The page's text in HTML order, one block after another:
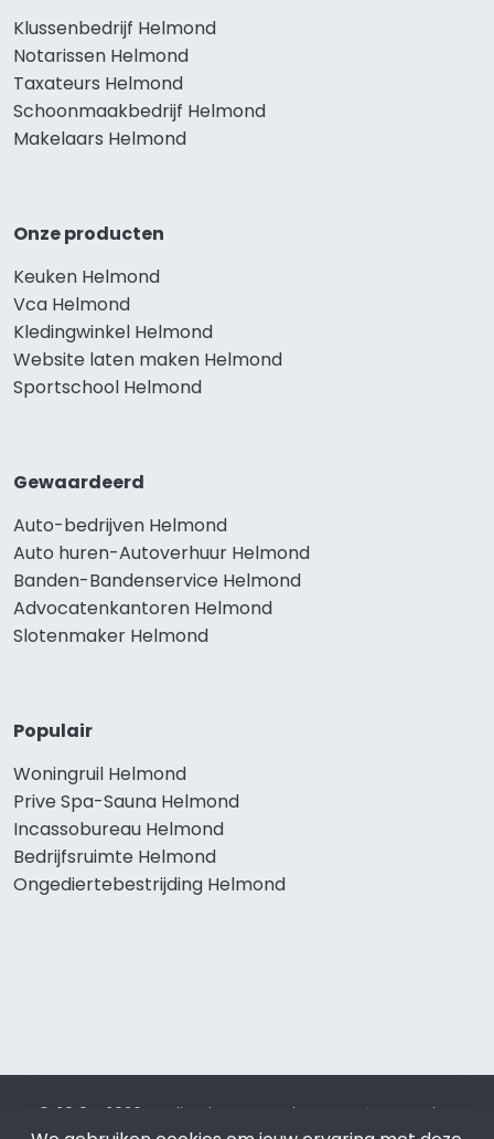
Klussenbedrijf Helmond
Notarissen Helmond
Taxateurs Helmond
Schoonmaakbedrijf Helmond
Makelaars Helmond
Onze producten
Keuken Helmond
Vca Helmond
Kledingwinkel Helmond
Website laten maken Helmond
Sportschool Helmond
Gewaardeerd
Auto-bedrijven Helmond
Auto huren-Autoverhuur Helmond
Banden-Bandenservice Helmond
Advocatenkantoren Helmond
Slotenmaker Helmond
Populair
Woningruil Helmond
Prive Spa-Sauna Helmond
Incassobureau Helmond
Bedrijfsruimte Helmond
Ongediertebestrijding Helmond
© 2019 - 2026 Realisatie en SEO door SEO-bureau
Lion